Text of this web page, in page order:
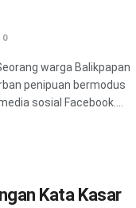
0
warga Balikpapan
penipuan bermodus
sosial Facebook....
Kata Kasar